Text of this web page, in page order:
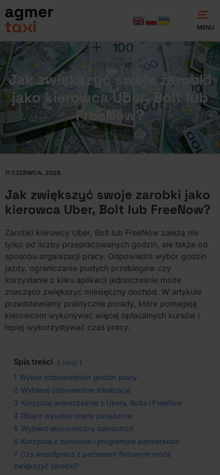
MENU
Jak zwiększyć swoje zarobki
jako kierowca Uber, Bolt lub
FreeNow?
11 CZERWCA, 2026
Jak zwiększyć swoje zarobki jako
kierowca Uber, Bolt lub FreeNow?
Zarobki kierowcy Uber, Bolt lub FreeNow zależą nie
tylko od liczby przepracowanych godzin, ale także od
sposobu organizacji pracy. Odpowiedni wybór godzin
jazdy, ograniczanie pustych przebiegów czy
korzystanie z kilku aplikacji jednocześnie może
znacząco zwiększyć miesięczny dochód. W artykule
przedstawiamy praktyczne porady, które pomagają
kierowcom wykonywać więcej opłacalnych kursów i
lepiej wykorzystywać czas pracy.
Spis treści ukryj
1 Wybór odpowiednich godzin pracy
2 Wybieraj odpowiednie lokalizacje
3 Korzystaj jednocześnie z Ubera, Bolta i FreeNow
4 Dbaj o wysokie oceny pasażerów
5 Wybierz ekonomiczny samochód
6 Korzystaj z bonusów i programów partnerskich
7 Czy współpraca z partnerem flotowym może
zwiększyć zarobki?